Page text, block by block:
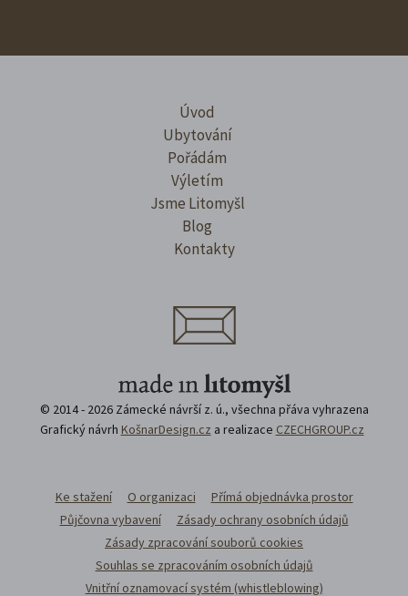
Úvod
Ubytování
Pořádám
Výletím
Jsme Litomyšl
Blog
Kontakty
© 2014 - 2026 Zámecké návrší z. ú., všechna přáva vyhrazena
Grafický návrh KošnarDesign.cz a realizace CZECHGROUP.cz
Ke stažení O organizaci
Přímá objednávka prostor
Půjčovna vybavení
Zásady ochrany osobních údajů
Zásady zpracování souborů cookies
Souhlas se zpracováním osobních údajů
Vnitřní oznamovací systém (whistleblowing)